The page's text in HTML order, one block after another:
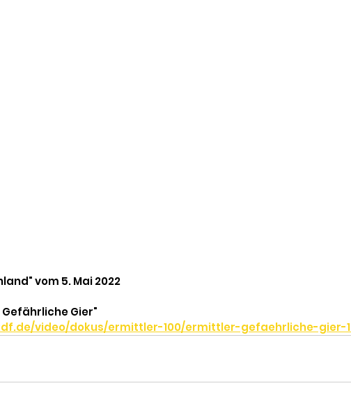
vom 5. Mai 2022
Gier"
video/dokus/ermittler-100/ermittler-gefaehrliche-gier-